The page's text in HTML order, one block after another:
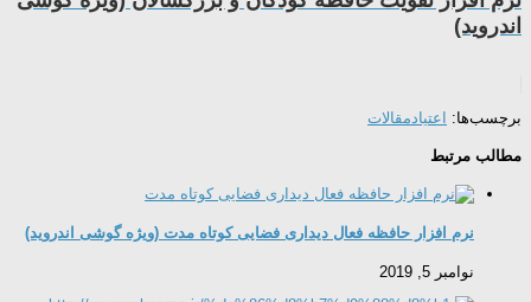
اندروید)
برچسب‌ها: اعتیاد مقالات
مطالب مرتبط
نرم افزار حافظه فعال دیداری فضایی کوتاه مدت (ویژه گوشی اندروید)
نوامبر 5, 2019